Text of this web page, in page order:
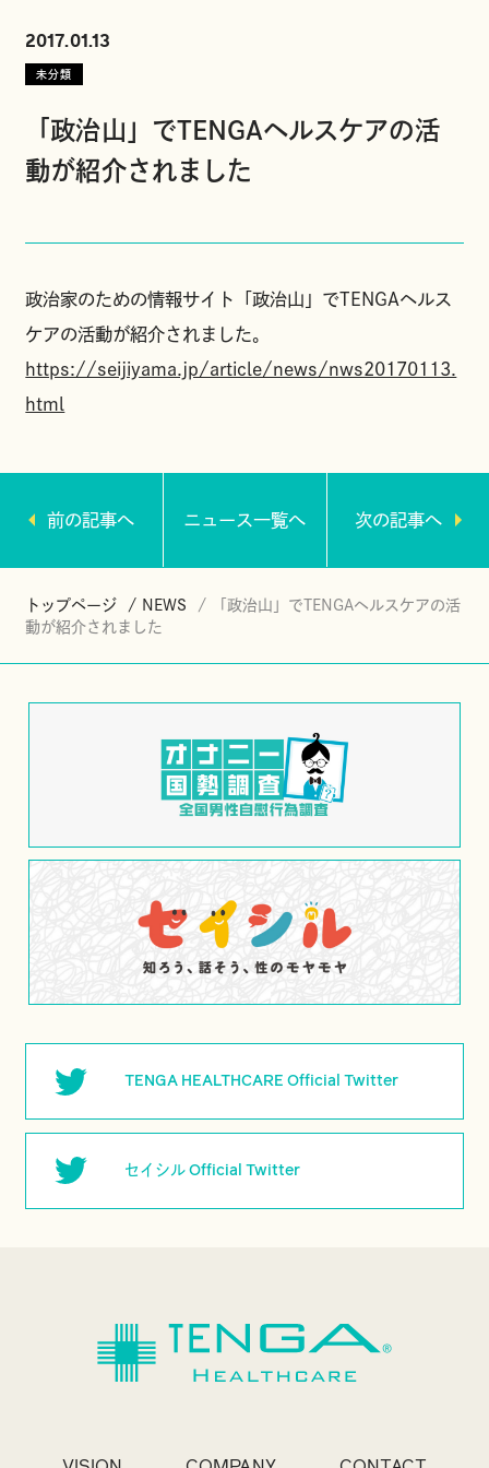
2017.01.13
未分類
「政治山」でTENGAヘルスケアの活
動が紹介されました
政治家のための情報サイト「政治山」でTENGAヘルス
ケアの活動が紹介されました。
https://seijiyama.jp/article/news/nws20170113.
html
前の記事へ ニュース一覧へ 次の記事へ
トップページ NEWS
「政治山」でTENGAヘルスケアの活
動が紹介されました
TENGA HEALTHCARE Official Twitter
セイシル Official Twitter